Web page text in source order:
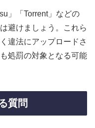
」「Torrent」などの
避けましょう。これら
違法にアップロードさ
処罰の対象となる可能
質問